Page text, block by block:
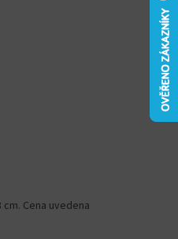
Cena uvedena